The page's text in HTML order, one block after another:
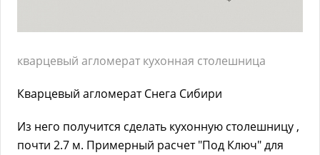
кварцевый агломерат кухонная столешница
Кварцевый агломерат Снега Сибири
Из него получится сделать кухонную столешницу ,
почти 2.7 м. Примерный расчет "Под Ключ" для